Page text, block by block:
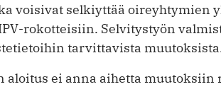
voisivat selkiyttää oireyhtymien
rokotteisiin. Selvitystyön
tarvittavista
aloitus ei anna aihetta muutoksiin